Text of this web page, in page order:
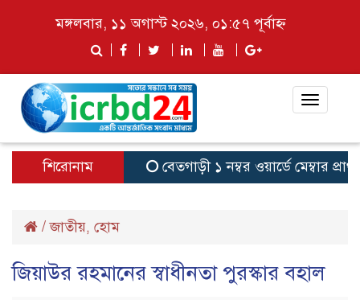
মঙ্গলবার, ১১ অগাস্ট ২০২৬, ০১:৫৭ পূর্বাহ্ন
Toggle
শিরোনাম বেতগাড়ী ১ নম্বর ওয়ার্ডে মেম্বার
/জাতীয়, হোম
জিয়াউর রহমানের স্বাধীনতা পুরস্কার বহাল